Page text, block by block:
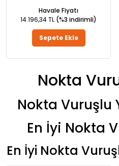
Havale Fiyatı
14.196,34 TL (%3 indirimli)
Sepete Ekle
Nokta
Nokta Vuruşlu
En İyi Nokta
En İyi Nokta